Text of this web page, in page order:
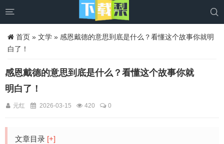
 
首页 » 文学 » 感恩戴德的意思到底是什么？看懂这个故事你就明
白了！
感恩戴德的意思到底是什么？看懂这个故事你就
明白了！
元红 2026-03-15 420 0
文章目录 [+]